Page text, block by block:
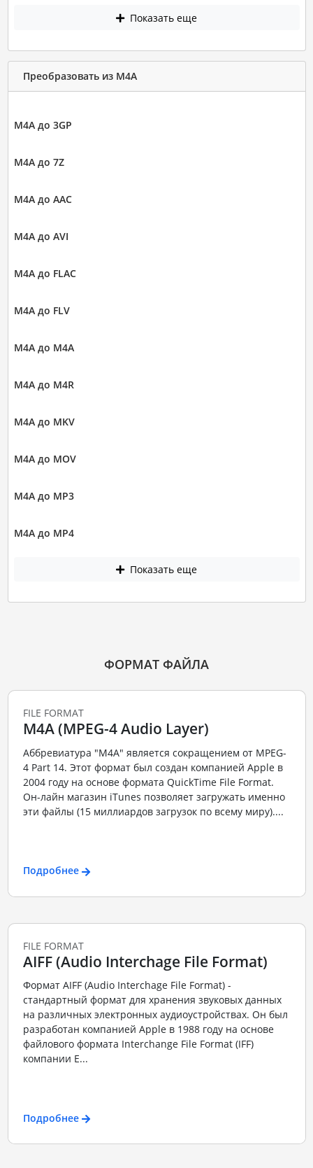
Показать еще
Преобразовать из M4A
M4A до 3GP
M4A до 7Z
M4A до AAC
M4A до AVI
M4A до FLAC
M4A до FLV
M4A до M4A
M4A до M4R
M4A до MKV
M4A до MOV
M4A до MP3
M4A до MP4
Показать еще
ФОРМАТ ФАЙЛА
FILE FORMAT
M4A (MPEG-4 Audio Layer)
Аббревиатура "M4A" является сокращением от MPEG-
4 Part 14. Этот формат был создан компанией Apple в
2004 году на основе формата QuickTime File Format.
Он-лайн магазин iTunes позволяет загружать именно
эти файлы (15 миллиардов загрузок по всему миру)....
Подробнее
FILE FORMAT
AIFF (Audio Interchage File Format)
Формат AIFF (Audio Interchage File Format) -
стандартный формат для хранения звуковых данных
на различных электронных аудиоустройствах. Он был
разработан компанией Apple в 1988 году на основе
файлового формата Interchange File Format (IFF)
компании E...
Подробнее